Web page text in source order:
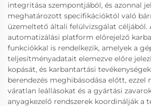
integritása szempontjából, és azonnal
meghatározott specifikációktól való
üzemeltető általi felülvizsgálat céljából.
automatizálási platform előrejelző
funkciókkal is rendelkezik, amelyek a
teljesítményadatait elemezve előre
kopását, és karbantartási
berendezés meghibásodása előtt, ezzel
váratlan leállásokat és a gyártási
anyagkezelő rendszerek koordinálják a